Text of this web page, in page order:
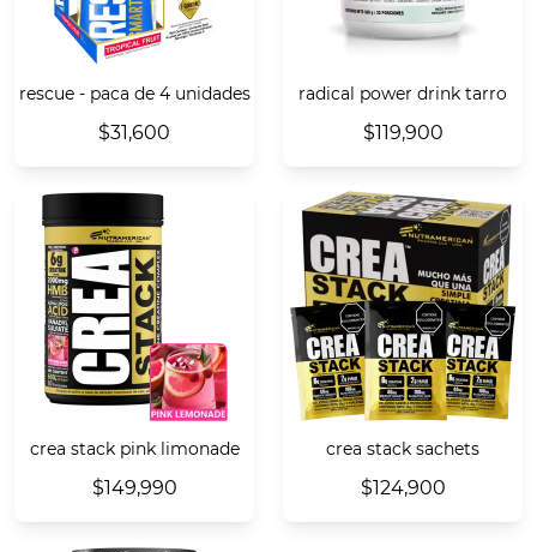
rescue - paca de 4 unidades
$31,600
radical power drink tarro
$119,900
crea stack pink limonade
$149,990
crea stack sachets
$124,900